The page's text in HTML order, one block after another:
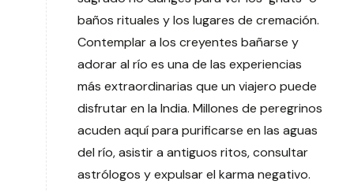
baños rituales y los lugares de cremación.
Contemplar a los creyentes bañarse y
adorar al río es una de las experiencias
más extraordinarias que un viajero puede
disfrutar en la India. Millones de peregrinos
acuden aquí para purificarse en las aguas
del río, asistir a antiguos ritos, consultar
astrólogos y expulsar el karma negativo.